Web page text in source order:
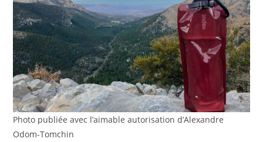
Photo publiée avec l’aimable autorisation d’Alexandre
Odom-Tomchin